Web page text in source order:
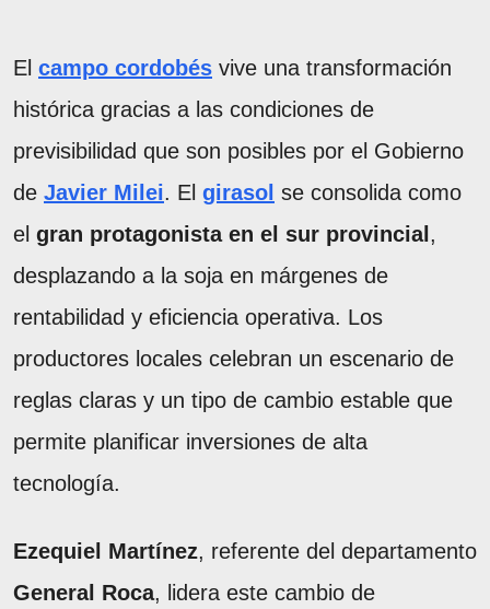
El campo cordobés vive una transformación
histórica gracias a las condiciones de
previsibilidad que son posibles por el Gobierno
de Javier Milei. El girasol se consolida como
el gran protagonista en el sur provincial ,
desplazando a la soja en márgenes de
rentabilidad y eficiencia operativa. Los
productores locales celebran un escenario de
reglas claras y un tipo de cambio estable que
permite planificar inversiones de alta
tecnología.
Ezequiel Martínez, referente del departamento
General Roca, lidera este cambio de